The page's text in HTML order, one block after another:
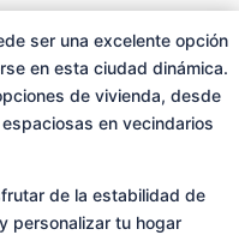
ser una excelente opción
en esta ciudad dinámica.
de vivienda, desde
en vecindarios
de la estabilidad de
personalizar tu hogar